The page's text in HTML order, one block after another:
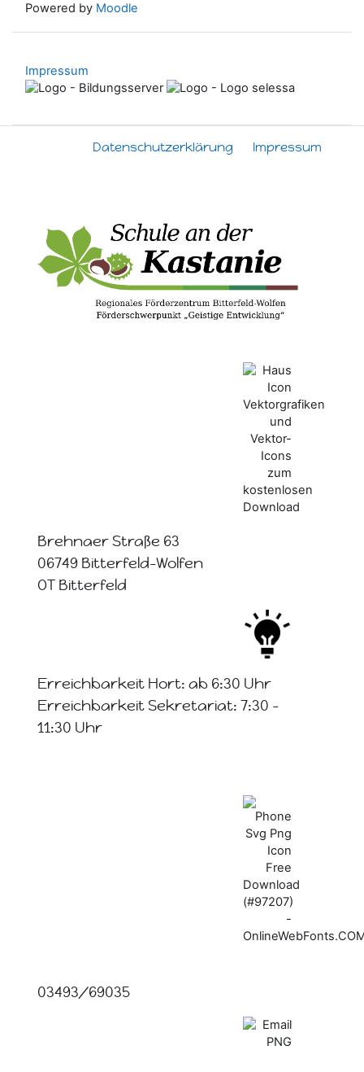
Powered by Moodle
Impressum
Datenschutzerklärung Impressum
Brehnaer Straße 63
06749 Bitterfeld-Wolfen
OT Bitterfeld
Erreichbarkeit Hort: ab 6:30 Uhr
Erreichbarkeit Sekretariat: 7:30 -
11:30 Uhr
03493/69035